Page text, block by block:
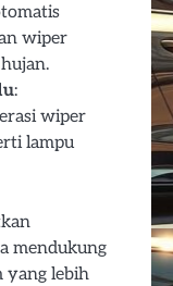
wiper
:
wiper
lampu
mendukung
yang lebih